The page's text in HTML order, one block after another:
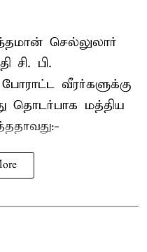
செல்லுலார்
சி. பி.
போராட்ட வீரர்களுக்கு
தொடர்பாக மத்திய